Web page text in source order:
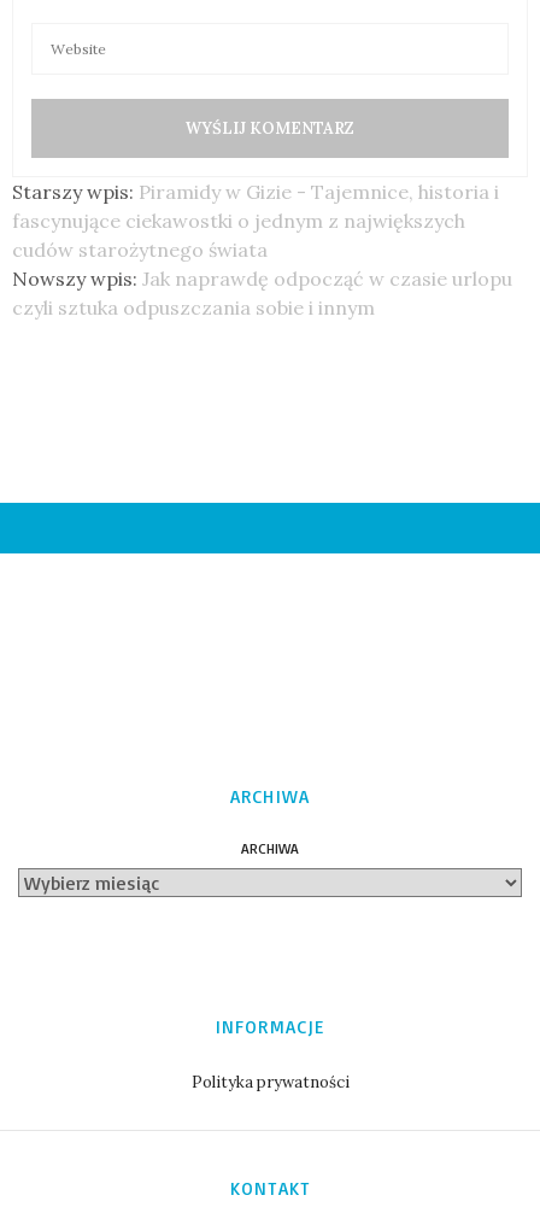
Starszy wpis: Piramidy w Gizie - Tajemnice, historia i
fascynujące ciekawostki o jednym z największych
cudów starożytnego świata
Nowszy wpis: Jak naprawdę odpocząć w czasie urlopu
czyli sztuka odpuszczania sobie i innym
ARCHIWA
ARCHIWA
INFORMACJE
Polityka prywatności
KONTAKT